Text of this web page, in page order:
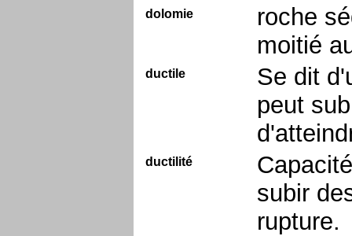
dolomie
roche
moitié
ductile
Se dit
peut
ductilité
subir
rupture.